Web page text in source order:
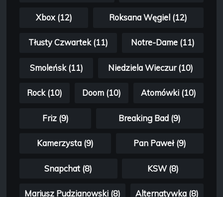
Xbox (12) Roksana Węgiel (12)
Tłusty Czwartek (11) Notre-Dame (11)
Smoleńsk (11) Niedziela Wieczur (10)
Rock (10) Doom (10) Atomówki (10)
Friz (9) Breaking Bad (9)
Kamerzysta (9) Pan Paweł (9)
Snapchat (8) KSW (8)
Mariusz Pudzianowski (8) Alternatywka (8)